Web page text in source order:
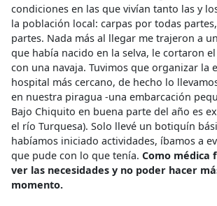
condiciones en las que vivían tanto las y
la población local: carpas por todas
partes. Nada más al llegar me trajeron a
que había nacido en la selva, le cortaron
con una navaja. Tuvimos que organizar la
hospital más cercano, de hecho lo
en nuestra piragua -una embarcación
Bajo Chiquito en buena parte del año es
el río Turquesa). Solo llevé un botiquín
habíamos iniciado actividades, íbamos a
que pude con lo que tenía. Como médica
ver las necesidades y no poder hacer
momento.